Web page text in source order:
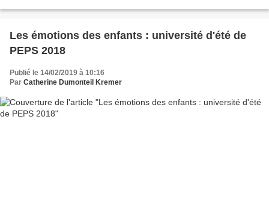
Les émotions des enfants : université d'été de
PEPS 2018
Publié le 14/02/2019 à 10:16
Par Catherine Dumonteil Kremer